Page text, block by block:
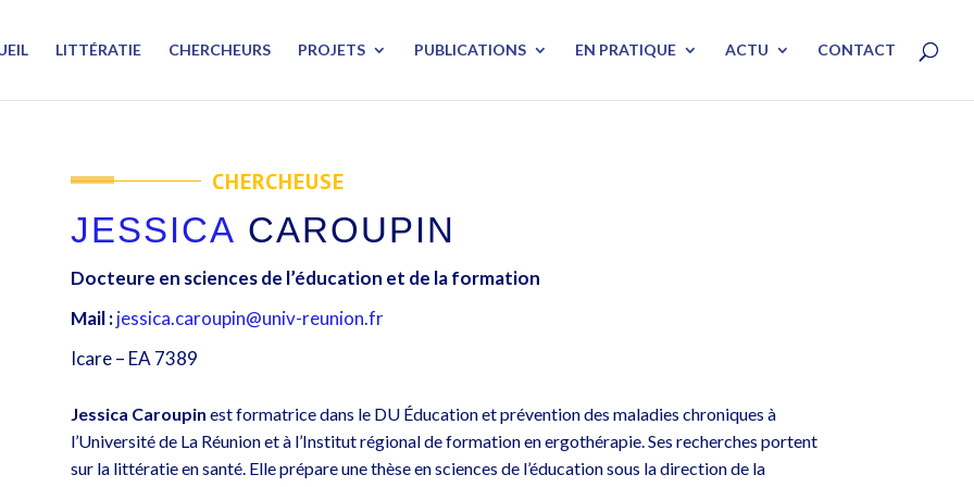
LITTÉRATIE CHERCHEURS PROJETS PUBLICATIONS EN PRATIQUE ACTU CONTACT
CHERCHEUSE
JESSICA CAROUPIN
Docteure en sciences de l’éducation et de la formation
Mail :jessica.caroupin@univ-reunion.fr
Icare – EA 7389
Jessica Caroupin est formatrice dans le DU Éducation et prévention des maladies chroniques à
l’Université de La Réunion et à l’Institut régional de formation en ergothérapie. Ses recherches portent
sur la littératie en santé. Elle prépare une thèse en sciences de l’éducation sous la direction de la